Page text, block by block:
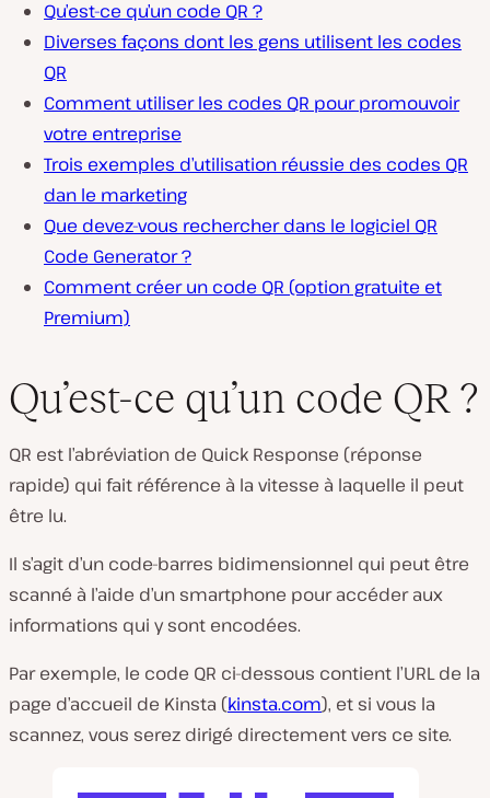
Qu’est-ce qu’un code QR ?
Diverses façons dont les gens utilisent les codes
QR
Comment utiliser les codes QR pour promouvoir
votre entreprise
Trois exemples d’utilisation réussie des codes QR
dan le marketing
Que devez-vous rechercher dans le logiciel QR
Code Generator ?
Comment créer un code QR (option gratuite et
Premium)
Qu’est-ce qu’un code QR ?
QR est l’abréviation de Quick Response (réponse
rapide) qui fait référence à la vitesse à laquelle il peut
être lu.
Il s’agit d’un code-barres bidimensionnel qui peut être
scanné à l’aide d’un smartphone pour accéder aux
informations qui y sont encodées.
Par exemple, le code QR ci-dessous contient l’URL de la
page d’accueil de Kinsta (kinsta.com), et si vous la
scannez, vous serez dirigé directement vers ce site.